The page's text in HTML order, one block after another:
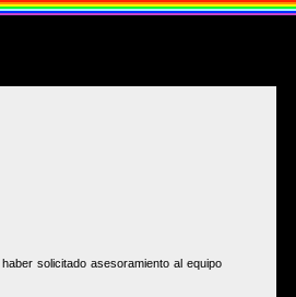
solicitado asesoramiento al equipo